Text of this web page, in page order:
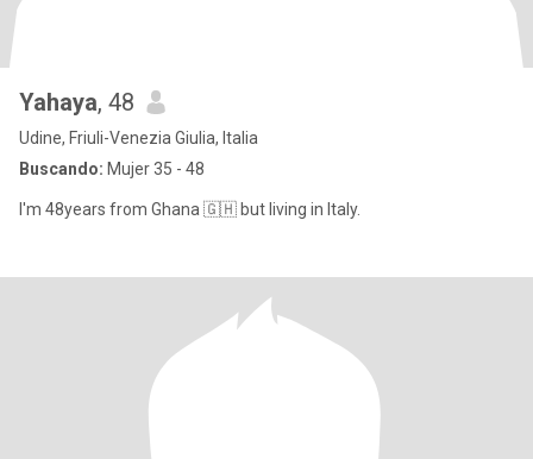
Yahaya, 48
Udine, Friuli-Venezia Giulia, Italia
Buscando: Mujer 35 - 48
I'm 48years from Ghana 🇬🇭 but living in Italy.